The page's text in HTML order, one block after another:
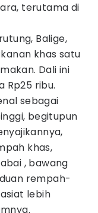
terutama di
Balige,
khas satu
Dali ini
Rp25 ribu.
sebagai
begitupun
khas,
, bawang
rempah-
lebih